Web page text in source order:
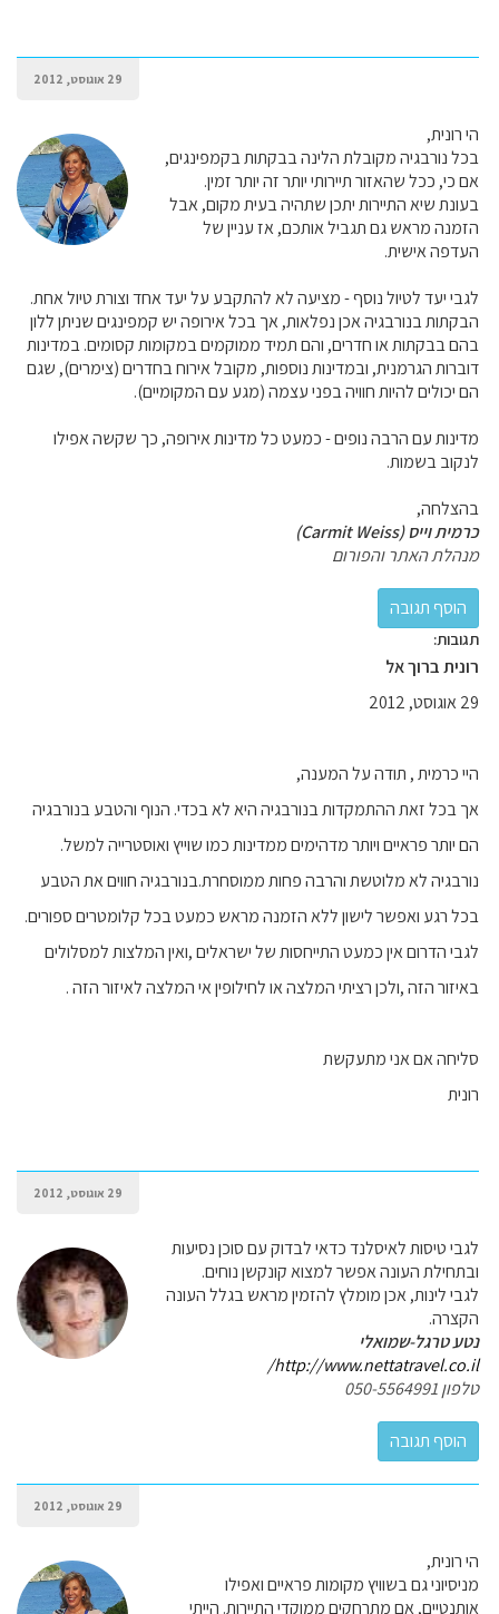
29 אוגוסט, 2012
הי רונית,
בכל נורבגיה מקובלת הלינה בבקתות בקמפינגים,
אם כי, ככל שהאזור תיירותי יותר זה יותר זמין.
בעונת שיא התיירות יתכן שתהיה בעית מקום, אבל
הזמנה מראש גם תגביל אותכם, אז עניין של
העדפה אישית.
לגבי יעד לטיול נוסף - מציעה לא להתקבע על יעד אחד וצורת טיול אחת.
הבקתות בנורבגיה אכן נפלאות, אך בכל אירופה יש קמפינגים שניתן ללון
בהם בבקתות או חדרים, והם תמיד ממוקמים במקומות קסומים. במדינות
דוברות הגרמנית, ובמדינות נוספות, מקובל אירוח בחדרים (צימרים), שגם
הם יכולים להיות חוויה בפני עצמה (מגע עם המקומיים).
מדינות עם הרבה נופים - כמעט כל מדינות אירופה, כך שקשה אפילו
לנקוב בשמות.
בהצלחה,
כרמית וייס (Carmit Weiss)
מנהלת האתר והפורום
תגובות:
רונית ברוך אל
29 אוגוסט, 2012
היי כרמית , תודה על המענה,
אך בכל זאת ההתמקדות בנורבגיה היא לא בכדי. הנוף והטבע בנורבגיה
הם יותר פראיים ויותר מדהימים ממדינות כמו שוייץ ואוסטרייה למשל.
נורבגיה לא מלוטשת והרבה פחות ממוסחרת.בנורבגיה חווים את הטבע
בכל רגע ואפשר לישון ללא הזמנה מראש כמעט בכל קלומטרים ספורים.
לגבי הדרום אין כמעט התייחסות של ישראלים ,ואין המלצות למסלולים
באיזור הזה ,ולכן רציתי המלצה או לחילופין אי המלצה לאיזור הזה .
סליחה אם אני מתעקשת
רונית
29 אוגוסט, 2012
לגבי טיסות לאיסלנד כדאי לבדוק עם סוכן נסיעות
ובתחילת העונה אפשר למצוא קונקשן נוחים.
לגבי לינות, אכן מומלץ להזמין מראש בגלל העונה
הקצרה.
נטע טרגל-שמואלי
http://www.nettatravel.co.il/
טלפון 050-5564991
29 אוגוסט, 2012
הי רונית,
מניסיוני גם בשוויץ מקומות פראיים ואפילו
אותנטיים, אם מתרחקים ממוקדי התיירות. הייתי